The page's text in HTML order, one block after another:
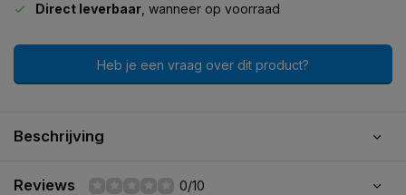
Direct leverbaar , wanneer op voorraad
Heb je een vraag over dit product?
Beschrijving
Reviews 0/10